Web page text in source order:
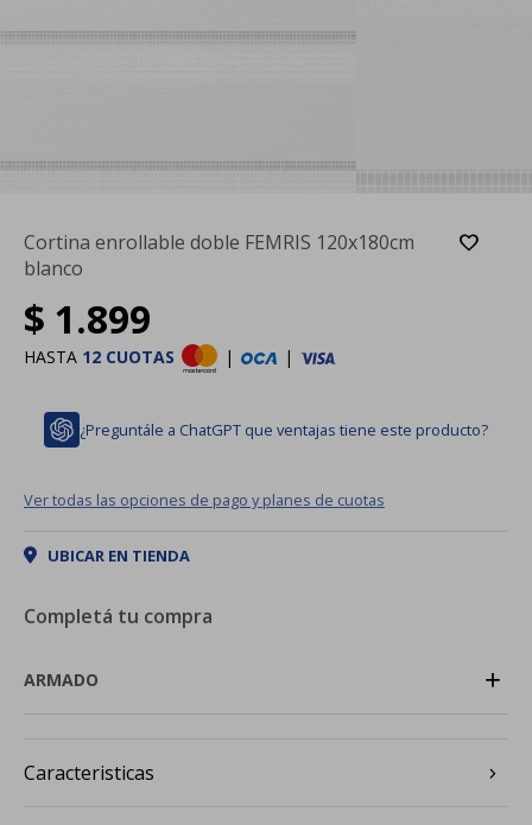
Cortina enrollable doble FEMRIS 120x180cm
blanco
$ 1.899
HASTA 12 CUOTAS | |
¿Preguntále a ChatGPT que ventajas tiene este producto?
Ver todas las opciones de pago y planes de cuotas
UBICAR EN TIENDA
Completá tu compra
ARMADO +
Caracteristicas